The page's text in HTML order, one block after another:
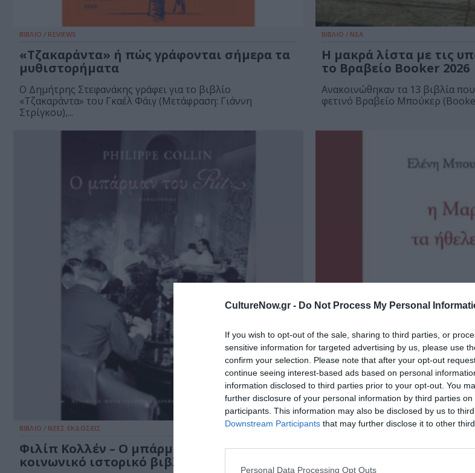
CultureNow.gr - Do Not Process My Personal
If you wish to opt-out of the sale, sharing to third parties, or
sensitive information for targeted advertising by us, please use
confirm your selection. Please note that after your opt-out
continue seeing interest-based ads based on personal
information disclosed to third parties prior to your opt-out. You
further disclosure of your personal information by third parties on
participants. This information may also be disclosed by us to
Downstream Participants that may further disclose it to other
Personal Data Processing Opt Outs
ΒΙΒΛΙΟ / REVIEWS
«Τζακαράντα» ή πώς γράφονται σήμερα τα
μυθιστορήματα
Ο Δημήτρης Στεφανάκης γράφει για το βιβλίο
«Τζακαράντα» του Γκαέλ Φάιγ (Μετάφραση: Γιάννη
Στρίγκου),...
ΒΙΒΛΙΟ / ΝΕΑ
Η μακρά λίστα με τις
το Βραβείο Booker 2026
Ανακοινώθηκαν τα 13 βιβλία
φετινό Βραβείο Μπούκερ
ΒΙΒΛΙΟ / ΝΕΕΣ ΕΚΔΟΣΕΙΣ
Φιλίπ Κολλέν – Ο μπάρμαν του Ritz: Ένα
κοινωνικό ιστορικό βιβλίο
ΒΙΒΛΙΟ / ΝΕΕΣ ΕΚΔΟΣΕΙΣ
Ελένη Μπουκαούρη – η